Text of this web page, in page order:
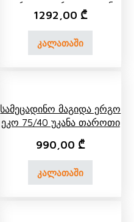
Გვერდითა Ერთ Და Უკანა
Ორი Ორ Იარუსიანი Თარო
1292,00 ₾
კალათაში
Სამეცადინო Მაგიდა Ერგო
Ეკო 75/40 Უკანა Თაროთი
990,00 ₾
კალათაში